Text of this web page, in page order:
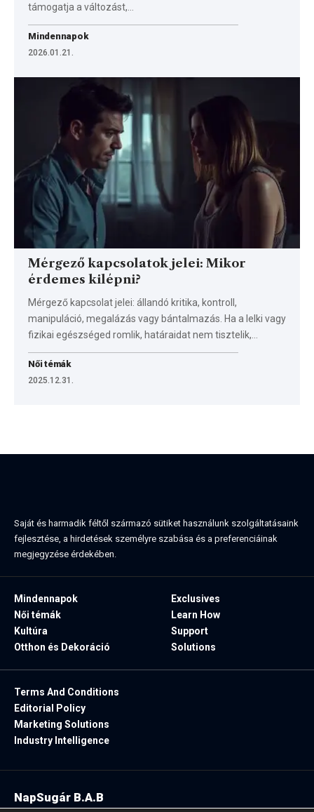
támogatja a változást,…
Mindennapok
2026.01.21.
Mérgező kapcsolatok jelei: Mikor
érdemes kilépni?
Mérgező kapcsolat jelei: állandó kritika, kontroll,
manipuláció, megalázás vagy bántalmazás. Ha a lelki vagy
fizikai egészséged romlik, határaidat nem tisztelik,…
Női témák
2025.12.31.
Saját és harmadik féltől származó sütiket használunk szolgáltatásaink
fejlesztése, a hirdetések személyre szabása és a preferenciáinak
megjegyzése érdekében.
Mindennapok
Női témák
Kultúra
Otthon és Dekoráció
Exclusives
Learn How
Support
Solutions
Terms And Conditions
Editorial Policy
Marketing Solutions
Industry Intelligence
NapSugár B.A.B